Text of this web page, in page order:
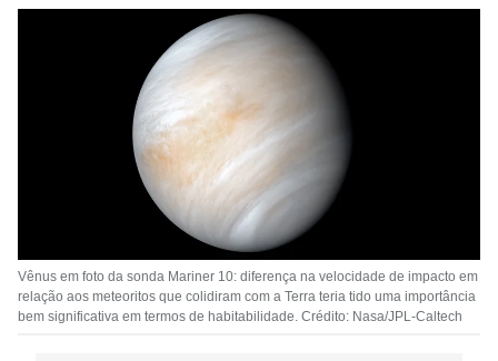
Vênus em foto da sonda Mariner 10: diferença na velocidade de impacto em
relação aos meteoritos que colidiram com a Terra teria tido uma importância
bem significativa em termos de habitabilidade. Crédito: Nasa/JPL-Caltech